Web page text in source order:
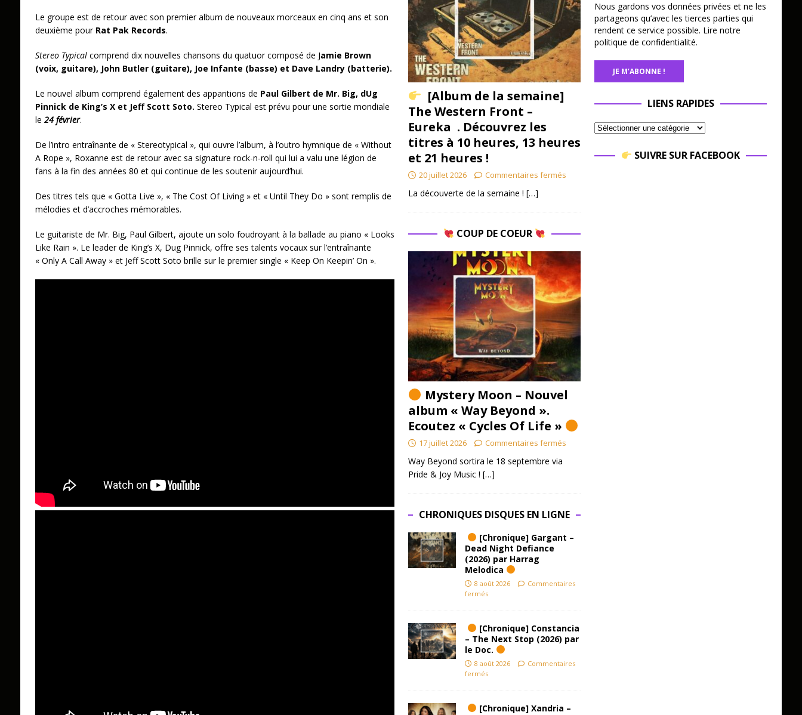
Le groupe est de retour avec son premier album de nouveaux morceaux en cinq ans et son
deuxième pour Rat Pak Records.
Stereo Typicalcomprend dix nouvelles chansons du quatuor composé de Jamie Brown
(voix, guitare), John Butler (guitare), Joe Infante (basse) et Dave Landry (batterie).
Le nouvel album comprend également des apparitions de Paul Gilbert de Mr. Big, dUg
Pinnick de King’s X et Jeff Scott Soto. Stereo Typical est prévu pour une sortie mondiale
le 24 février.
De l’intro entraînante de « Stereotypical », qui ouvre l’album, à l’outro hymnique de « Without
A Rope », Roxanne est de retour avec sa signature rock-n-roll qui lui a valu une légion de
fans à la fin des années 80 et qui continue de les soutenir aujourd’hui.
Des titres tels que « Gotta Live », « The Cost Of Living » et « Until They Do » sont remplis de
mélodies et d’accroches mémorables.
Le guitariste de Mr. Big, Paul Gilbert, ajoute un solo foudroyant à la ballade au piano « Looks
Like Rain ». Le leader de King’s X, Dug Pinnick, offre ses talents vocaux sur l’entraînante
« Only A Call Away » et Jeff Scott Soto brille sur le premier single « Keep On Keepin’ On ».
[Album de la semaine]
The Western Front –
Eureka . Découvrez les
titres à 10 heures, 13 heures
et 21 heures !
20 juillet 2026 Commentaires fermés
La découverte de la semaine ! […]
COUP DE COEUR
Mystery Moon – Nouvel
album « Way Beyond ».
Ecoutez « Cycles Of Life »
17 juillet 2026 Commentaires fermés
Way Beyond sortira le 18 septembre via
Pride & Joy Music ! […]
CHRONIQUES DISQUES EN LIGNE
[Chronique] Gargant –
Dead Night Defiance
(2026) par Harrag
Melodica
8 août 2026
Commentaires
fermés
[Chronique] Constancia
– The Next Stop (2026) par
le Doc.
8 août 2026
Commentaires
fermés
[Chronique] Xandria –
Nous gardons vos données privées et ne les
partageons qu’avec les tierces parties qui
rendent ce service possible. Lire notre
politique de confidentialité.
LIENS RAPIDES
SUIVRE SUR FACEBOOK